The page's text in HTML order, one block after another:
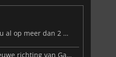
Resident Evil Veronica staat nu al op meer dan 2 miljoen verlanglijstjes
Beast of Reincarnation: de nieuwe richting van Game Freak